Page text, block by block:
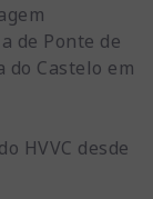
de Ponte de
Castelo em
HVVC desde